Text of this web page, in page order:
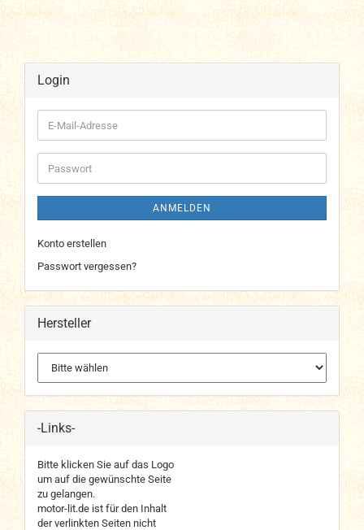
Login
E-
Mail-
Adresse
Passwort
ANMELDEN
Konto erstellen
Passwort vergessen?
Hersteller
-Links-
Bitte klicken Sie auf das Logo
um auf die gewünschte Seite
zu gelangen.
motor-lit.de ist für den Inhalt
der verlinkten Seiten nicht